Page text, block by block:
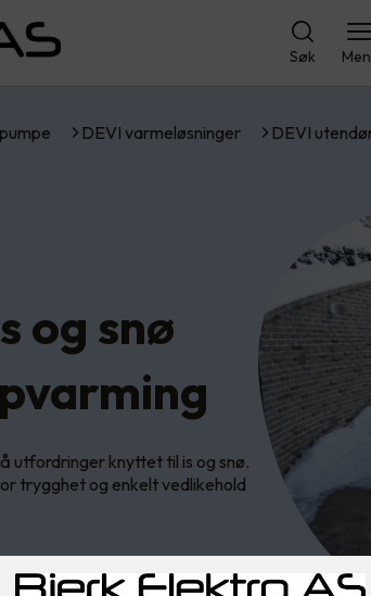
Søk
DEVI varmeløsninger DEVI
og snø
utfordringer knyttet til is og snø.
trygghet og enkelt vedlikehold